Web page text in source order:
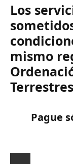
Los
mismo
Pague